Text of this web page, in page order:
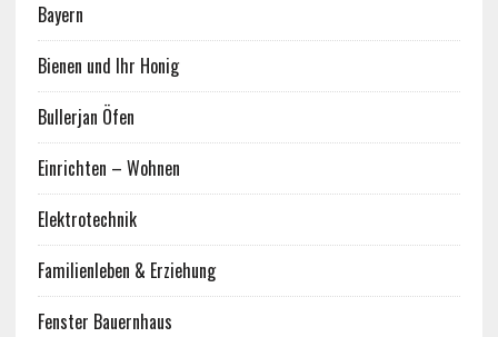
Bayern
Bienen und Ihr Honig
Bullerjan Öfen
Einrichten – Wohnen
Elektrotechnik
Familienleben & Erziehung
Fenster Bauernhaus